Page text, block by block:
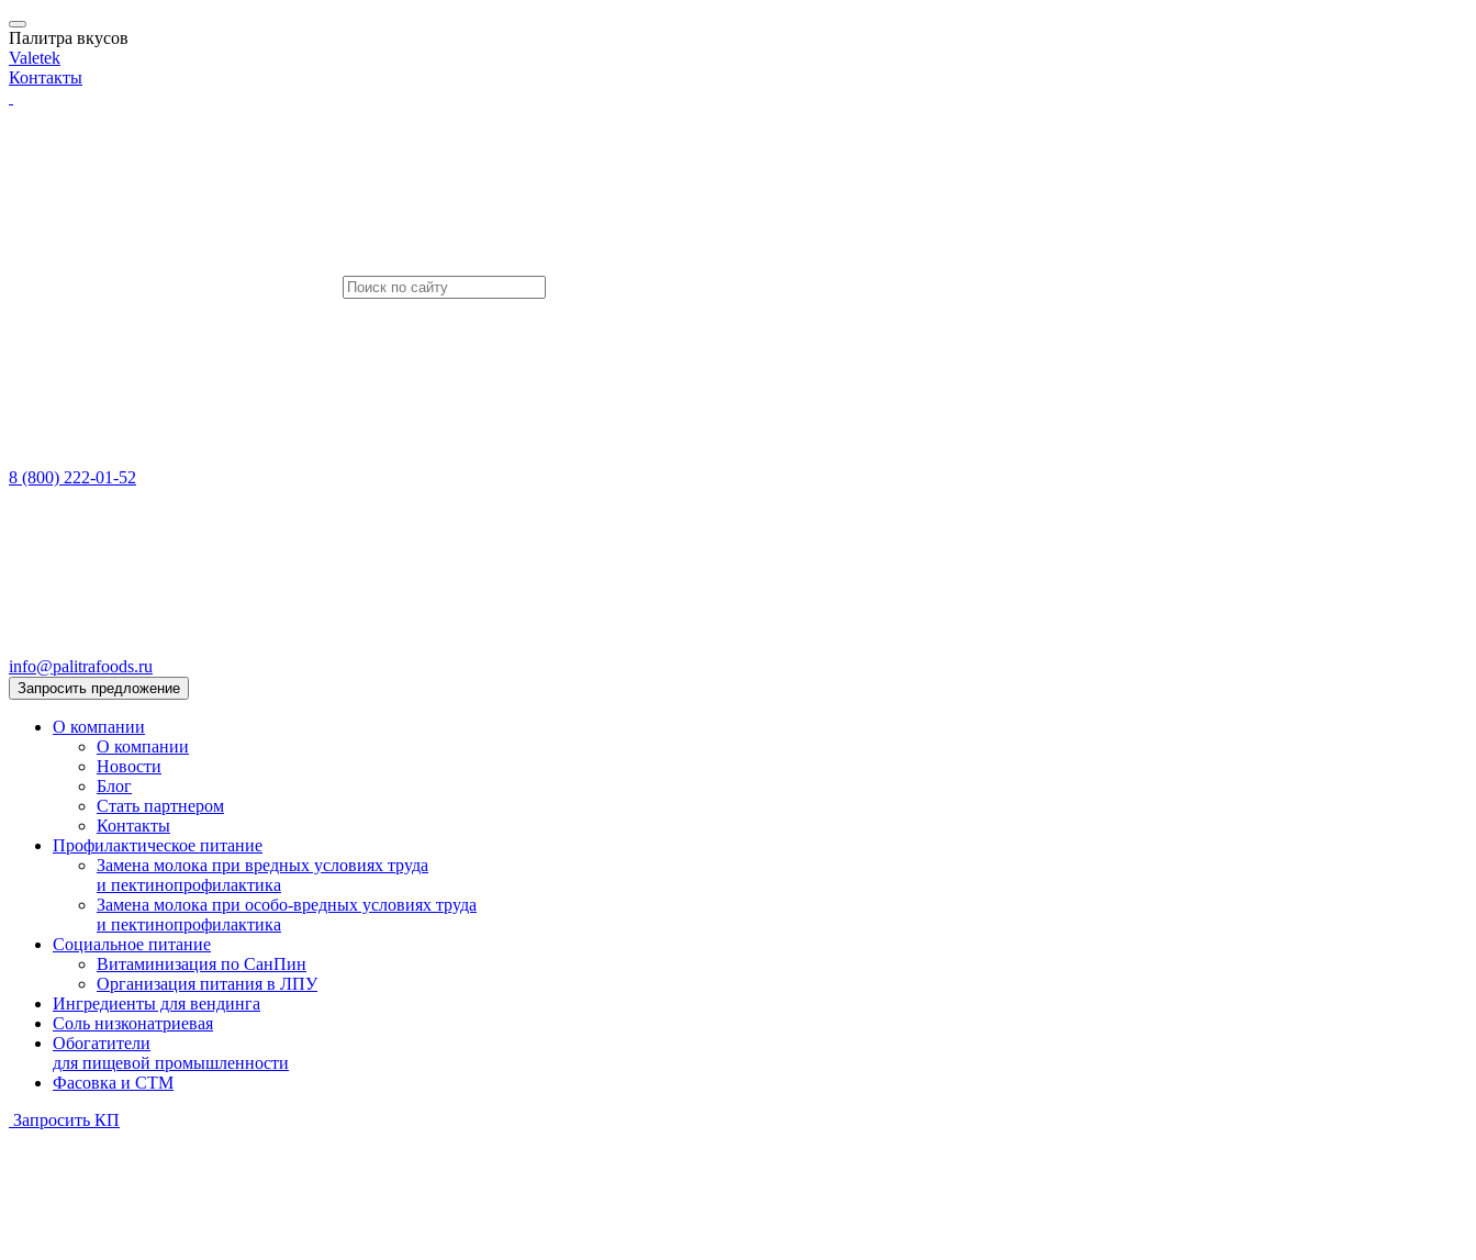
Палитра вкусов
Valetek
Контакты
8 (800) 222-01-52
info@palitrafoods.ru
Запросить предложение
О компании
О компании
Новости
Блог
Стать партнером
Контакты
Профилактическое питание
Замена молока при вредных условиях труда
и пектинопрофилактика
Замена молока при особо-вредных условиях труда
и пектинопрофилактика
Социальное питание
Витаминизация по СанПин
Организация питания в ЛПУ
Ингредиенты для вендинга
Соль низконатриевая
Обогатители
для пищевой промышленности
Фасовка и СТМ
Запросить КП